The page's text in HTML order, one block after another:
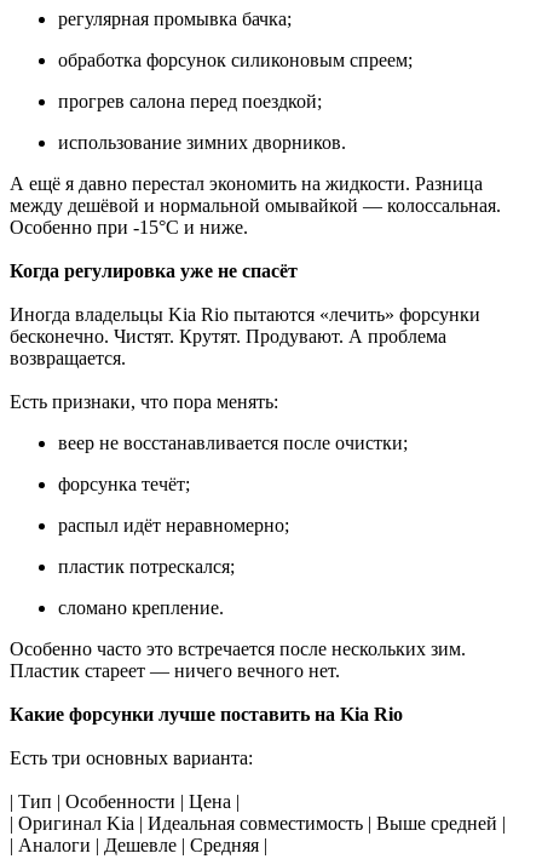
регулярная промывка бачка;
обработка форсунок силиконовым спреем;
прогрев салона перед поездкой;
использование зимних дворников.
А ещё я давно перестал экономить на жидкости. Разница
между дешёвой и нормальной омывайкой — колоссальная.
Особенно при -15°C и ниже.
Когда регулировка уже не спасёт
Иногда владельцы Kia Rio пытаются «лечить» форсунки
бесконечно. Чистят. Крутят. Продувают. А проблема
возвращается.
Есть признаки, что пора менять:
веер не восстанавливается после очистки;
форсунка течёт;
распыл идёт неравномерно;
пластик потрескался;
сломано крепление.
Особенно часто это встречается после нескольких зим.
Пластик стареет — ничего вечного нет.
Какие форсунки лучше поставить на Kia Rio
Есть три основных варианта:
| Тип | Особенности | Цена |
| Оригинал Kia | Идеальная совместимость | Выше средней |
| Аналоги | Дешевле | Средняя |